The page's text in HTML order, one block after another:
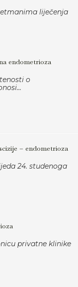
liječenja
endometrioza
o
– endometrioza
24. studenoga
privatne klinike